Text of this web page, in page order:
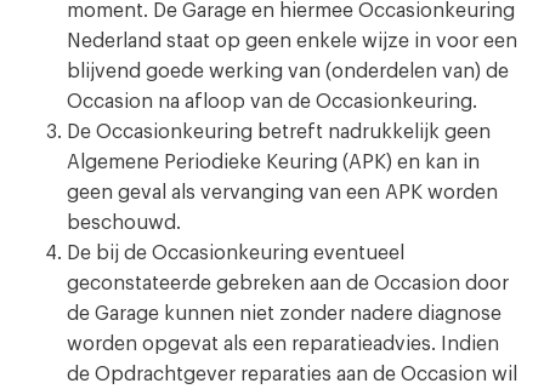
moment. De Garage en hiermee Occasionkeuring
Nederland staat op geen enkele wijze in voor een
blijvend goede werking van (onderdelen van) de
Occasion na afloop van de Occasionkeuring.
De Occasionkeuring betreft nadrukkelijk geen
Algemene Periodieke Keuring (APK) en kan in
geen geval als vervanging van een APK worden
beschouwd.
De bij de Occasionkeuring eventueel
geconstateerde gebreken aan de Occasion door
de Garage kunnen niet zonder nadere diagnose
worden opgevat als een reparatieadvies. Indien
de Opdrachtgever reparaties aan de Occasion wil